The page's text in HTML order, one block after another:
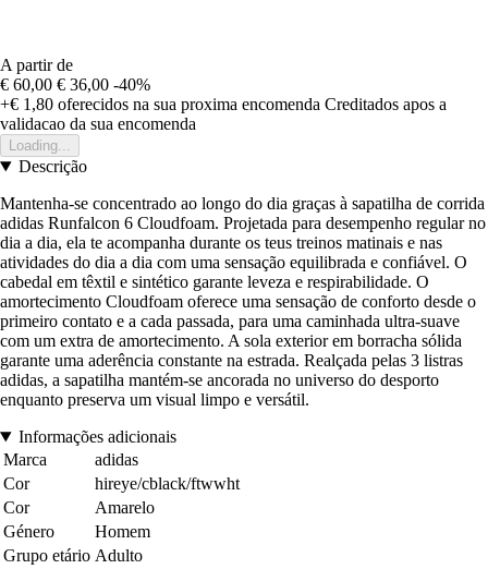
A partir de
€ 60,00 € 36,00 -40%
+€ 1,80 oferecidos na sua proxima encomenda Creditados apos a
validacao da sua encomenda
Loading...
Descrição
Mantenha-se concentrado ao longo do dia graças à sapatilha de corrida
adidas Runfalcon 6 Cloudfoam. Projetada para desempenho regular no
dia a dia, ela te acompanha durante os teus treinos matinais e nas
atividades do dia a dia com uma sensação equilibrada e confiável. O
cabedal em têxtil e sintético garante leveza e respirabilidade. O
amortecimento Cloudfoam oferece uma sensação de conforto desde o
primeiro contato e a cada passada, para uma caminhada ultra-suave
com um extra de amortecimento. A sola exterior em borracha sólida
garante uma aderência constante na estrada. Realçada pelas 3 listras
adidas, a sapatilha mantém-se ancorada no universo do desporto
enquanto preserva um visual limpo e versátil.
Informações adicionais
Marca
adidas
Cor
hireye/cblack/ftwwht
Cor
Amarelo
Género
Homem
Grupo etário Adulto